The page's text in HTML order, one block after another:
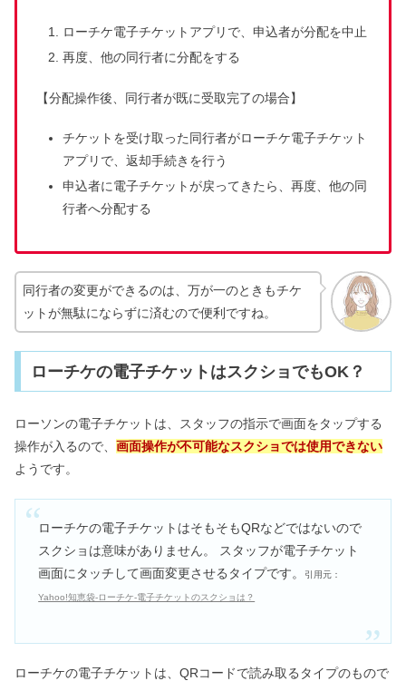
ローチケ電子チケットアプリで、申込者が分配を中止
再度、他の同行者に分配をする
【分配操作後、同行者が既に受取完了の場合】
チケットを受け取った同行者がローチケ電子チケット
アプリで、返却手続きを行う
申込者に電子チケットが戻ってきたら、再度、他の同
行者へ分配する
同行者の変更ができるのは、万が一のときもチケ
ットが無駄にならずに済むので便利ですね。
ローチケの電子チケットはスクショでもOK？
ローソンの電子チケットは、スタッフの指示で画面をタップする
操作が入るので、 画面操作が不可能なスクショでは使用できない
ようです。
ローチケの電子チケットはそもそもQRなどではないので
スクショは意味がありません。 スタッフが電子チケット
画面にタッチして画面変更させるタイプです。
引用元：
Yahoo!知恵袋‐ローチケ‐電子チケットのスクショは？
ローチケの電子チケットは、QRコードで読み取るタイプのもので